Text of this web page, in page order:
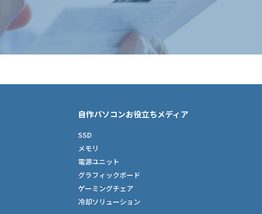
自作パソコンお役立ちメディア
SSD
メモリ
電源ユニット
グラフィックボード
ゲーミングチェア
冷却ソリューション